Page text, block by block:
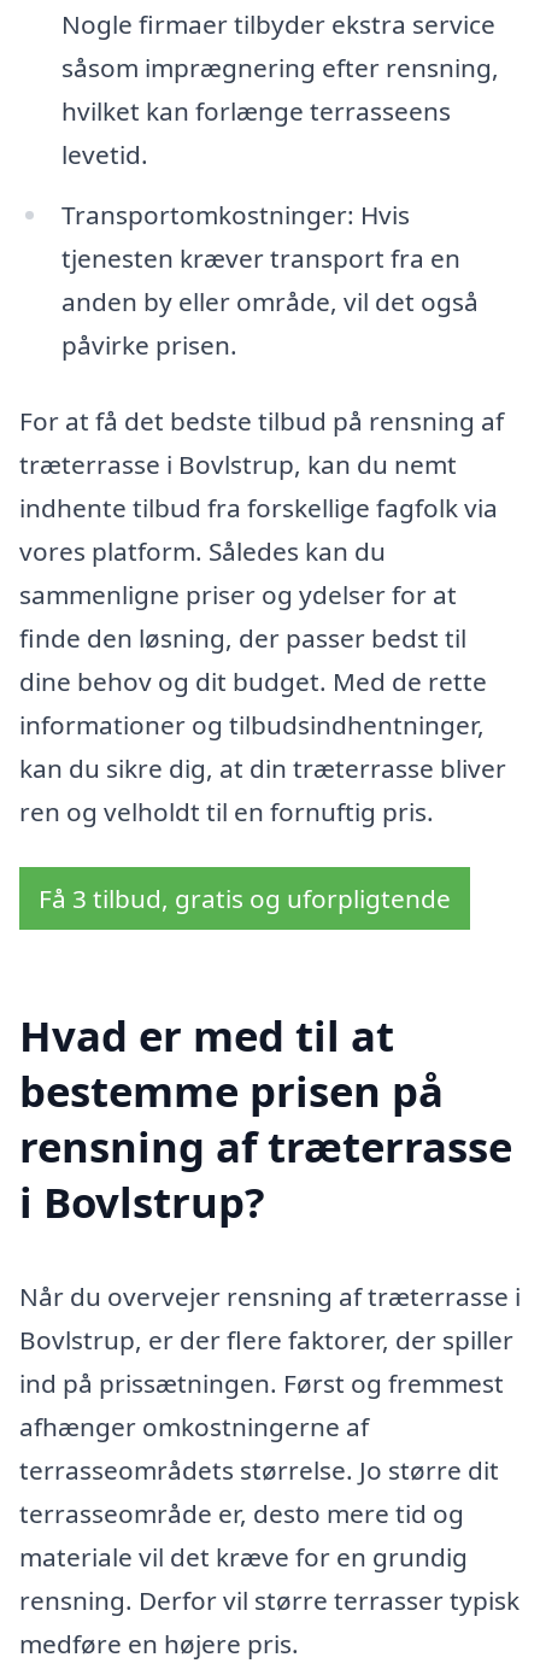
Nogle firmaer tilbyder ekstra service
såsom imprægnering efter rensning,
hvilket kan forlænge terrasseens
levetid.
Transportomkostninger: Hvis
tjenesten kræver transport fra en
anden by eller område, vil det også
påvirke prisen.
For at få det bedste tilbud på rensning af
træterrasse i Bovlstrup, kan du nemt
indhente tilbud fra forskellige fagfolk via
vores platform. Således kan du
sammenligne priser og ydelser for at
finde den løsning, der passer bedst til
dine behov og dit budget. Med de rette
informationer og tilbudsindhentninger,
kan du sikre dig, at din træterrasse bliver
ren og velholdt til en fornuftig pris.
Få 3 tilbud, gratis og uforpligtende
Hvad er med til at
bestemme prisen på
rensning af træterrasse
i Bovlstrup?
Når du overvejer rensning af træterrasse i
Bovlstrup, er der flere faktorer, der spiller
ind på prissætningen. Først og fremmest
afhænger omkostningerne af
terrasseområdets størrelse. Jo større dit
terrasseområde er, desto mere tid og
materiale vil det kræve for en grundig
rensning. Derfor vil større terrasser typisk
medføre en højere pris.